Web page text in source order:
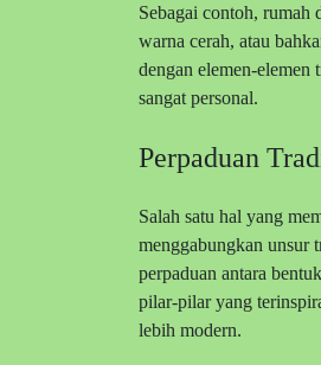
Sebagai contoh, rumah
warna cerah, atau
dengan elemen-
sangat personal.
Perpaduan
Salah satu hal yang
menggabungkan unsur
perpaduan antara
pilar-pilar yang
lebih modern.